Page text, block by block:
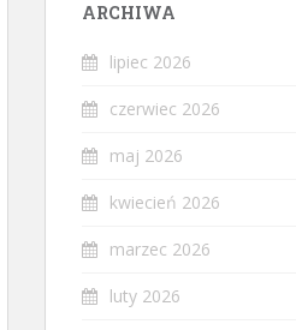
ARCHIWA
lipiec 2026
czerwiec 2026
maj 2026
kwiecień 2026
marzec 2026
luty 2026